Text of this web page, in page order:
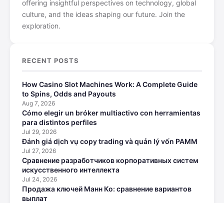
offering insightful perspectives on technology, global
culture, and the ideas shaping our future. Join the
exploration.
RECENT POSTS
How Casino Slot Machines Work: A Complete Guide
to Spins, Odds and Payouts
Aug 7, 2026
Cómo elegir un bróker multiactivo con herramientas
para distintos perfiles
Jul 29, 2026
Đánh giá dịch vụ copy trading và quản lý vốn PAMM
Jul 27, 2026
Сравнение разработчиков корпоративных систем
искусственного интеллекта
Jul 24, 2026
Продажа ключей Манн Ко: сравнение вариантов
выплат